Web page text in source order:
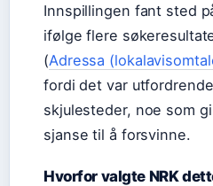
Innspillingen fant sted
ifølge flere
(Adressa
fordi det var
skjulesteder, noe som
sjanse til å forsvinne.
Hvorfor valgte NRK